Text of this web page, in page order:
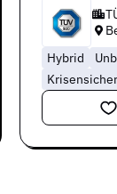
Hybrid
Krisensicher